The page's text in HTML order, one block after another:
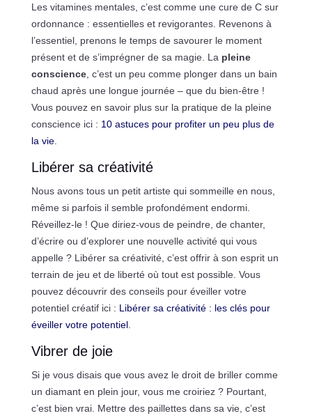
Les vitamines mentales, c’est comme une cure de C sur
ordonnance : essentielles et revigorantes. Revenons à
l’essentiel, prenons le temps de savourer le moment
présent et de s’imprégner de sa magie. La pleine
conscience, c’est un peu comme plonger dans un bain
chaud après une longue journée – que du bien-être !
Vous pouvez en savoir plus sur la pratique de la pleine
conscience ici : 10 astuces pour profiter un peu plus de
la vie.
Libérer sa créativité
Nous avons tous un petit artiste qui sommeille en nous,
même si parfois il semble profondément endormi.
Réveillez-le ! Que diriez-vous de peindre, de chanter,
d’écrire ou d’explorer une nouvelle activité qui vous
appelle ? Libérer sa créativité, c’est offrir à son esprit un
terrain de jeu et de liberté où tout est possible. Vous
pouvez découvrir des conseils pour éveiller votre
potentiel créatif ici : Libérer sa créativité : les clés pour
éveiller votre potentiel.
Vibrer de joie
Si je vous disais que vous avez le droit de briller comme
un diamant en plein jour, vous me croiriez ? Pourtant,
c’est bien vrai. Mettre des paillettes dans sa vie, c’est